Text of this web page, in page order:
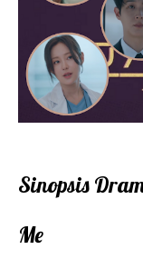
Sinopsis
Me